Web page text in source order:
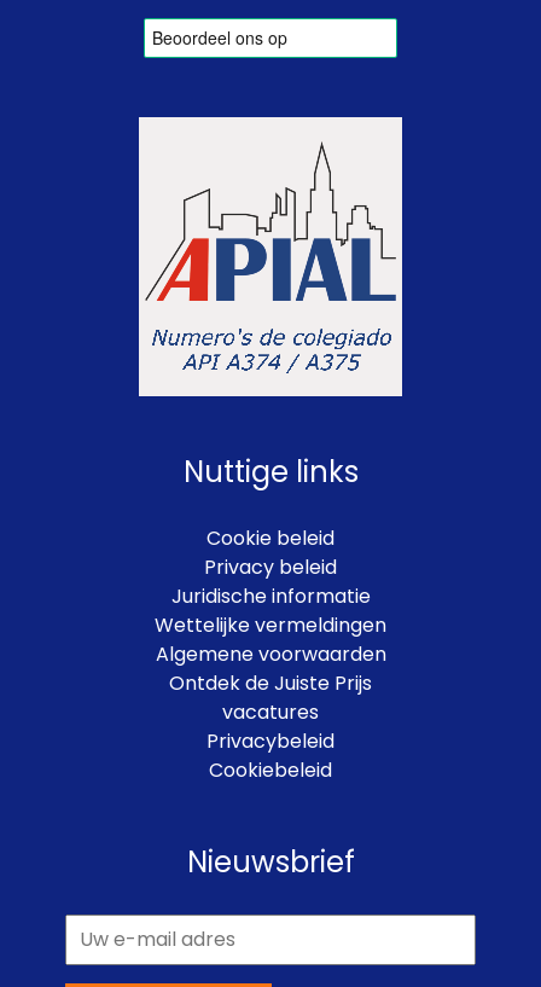
Nuttige links
Cookie beleid
Privacy beleid
Juridische informatie
Wettelijke vermeldingen
Algemene voorwaarden
Ontdek de Juiste Prijs
vacatures
Privacybeleid
Cookiebeleid
Nieuwsbrief